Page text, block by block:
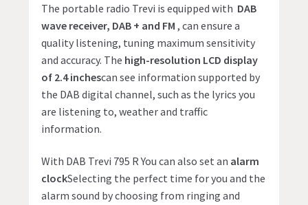
The portable radio Trevi is equipped with DAB
wave receiver, DAB + and FM , can ensure a
quality listening, tuning maximum sensitivity
and accuracy. The high-resolution LCD display
of 2.4 inchescan see information supported by
the DAB digital channel, such as the lyrics you
are listening to, weather and traffic
information.
With DAB Trevi 795 R You can also set an alarm
clockSelecting the perfect time for you and the
alarm sound by choosing from ringing and